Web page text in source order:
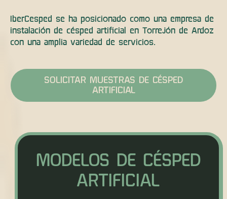
IberCesped se ha posicionado como una empresa de
instalación de césped artificial en Torrejón de Ardoz
con una amplia variedad de servicios.
SOLICITAR MUESTRAS DE CÉSPED
ARTIFICIAL
MODELOS DE CÉSPED
ARTIFICIAL